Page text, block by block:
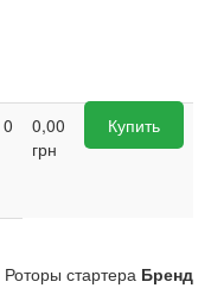
0
0,00
грн
Купить
Роторы стартера Бренд